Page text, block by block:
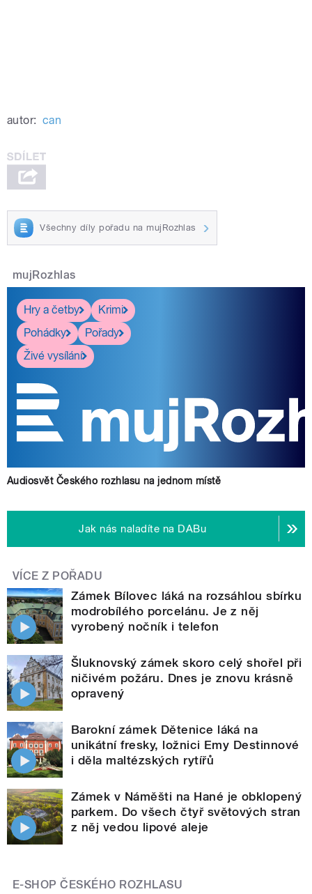
autor: can
Všechny díly pořadu na mujRozhlas
mujRozhlas
Hry a četby
Krimi
Pohádky
Pořady
Živé vysílání
Audiosvět Českého rozhlasu na jednom místě
Jak nás naladíte na DABu
VÍCE Z POŘADU
Zámek Bílovec láká na rozsáhlou sbírku
modrobílého porcelánu. Je z něj
vyrobený nočník i telefon
Šluknovský zámek skoro celý shořel při
ničivém požáru. Dnes je znovu krásně
opravený
Barokní zámek Dětenice láká na
unikátní fresky, ložnici Emy Destinnové
i děla maltézských rytířů
Zámek v Náměšti na Hané je obklopený
parkem. Do všech čtyř světových stran
z něj vedou lipové aleje
E-SHOP ČESKÉHO ROZHLASU